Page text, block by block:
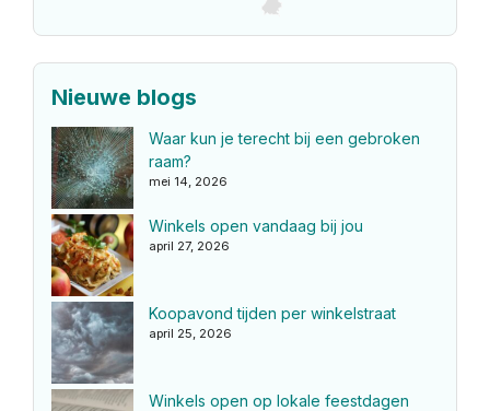
Nieuwe blogs
Waar kun je terecht bij een gebroken
raam?
mei 14, 2026
Winkels open vandaag bij jou
april 27, 2026
Koopavond tijden per winkelstraat
april 25, 2026
Winkels open op lokale feestdagen